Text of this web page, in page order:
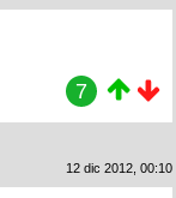
7
12 dic 2012, 00:10